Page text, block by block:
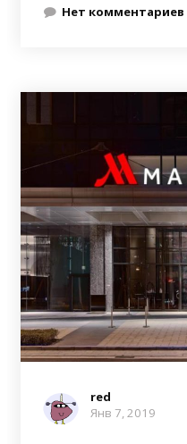
Нет комментариев
red
Янв 7, 2019